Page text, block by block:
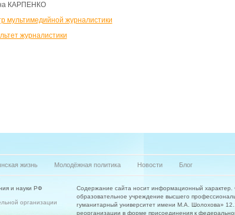
КАРПЕНКО
мультимедийной журналистики
журналистики
жизнь Молодёжная политика Новости Блог
и науки РФ
организации
Содержание сайта носит информационный
образовательное учреждение высшего
гуманитарный университет имени М.А. Шолохова»
реорганизации в форме присоединения к